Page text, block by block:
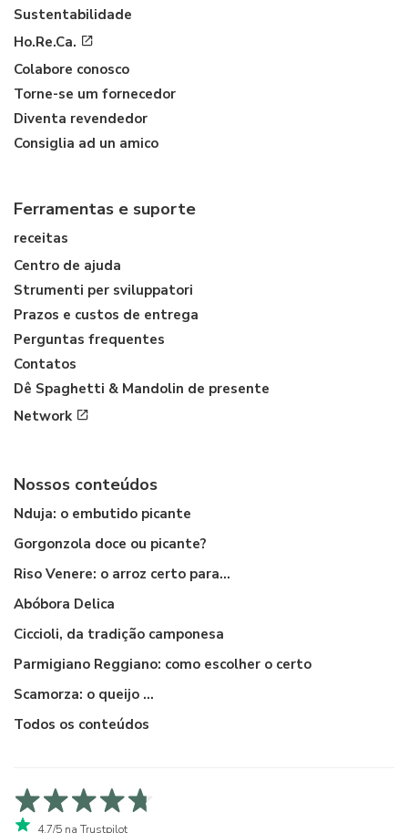
Sustentabilidade
Ho.Re.Ca.
Colabore conosco
Torne-se um fornecedor
Diventa revendedor
Consiglia ad un amico
Ferramentas e suporte
receitas
Centro de ajuda
Strumenti per sviluppatori
Prazos e custos de entrega
Perguntas frequentes
Contatos
Dê Spaghetti & Mandolin de presente
Network
Nossos conteúdos
Nduja: o embutido picante
Gorgonzola doce ou picante?
Riso Venere: o arroz certo para...
Abóbora Delica
Ciccioli, da tradição camponesa
Parmigiano Reggiano: como escolher o certo
Scamorza: o queijo ...
Todos os conteúdos
4,7/5 na Trustpilot